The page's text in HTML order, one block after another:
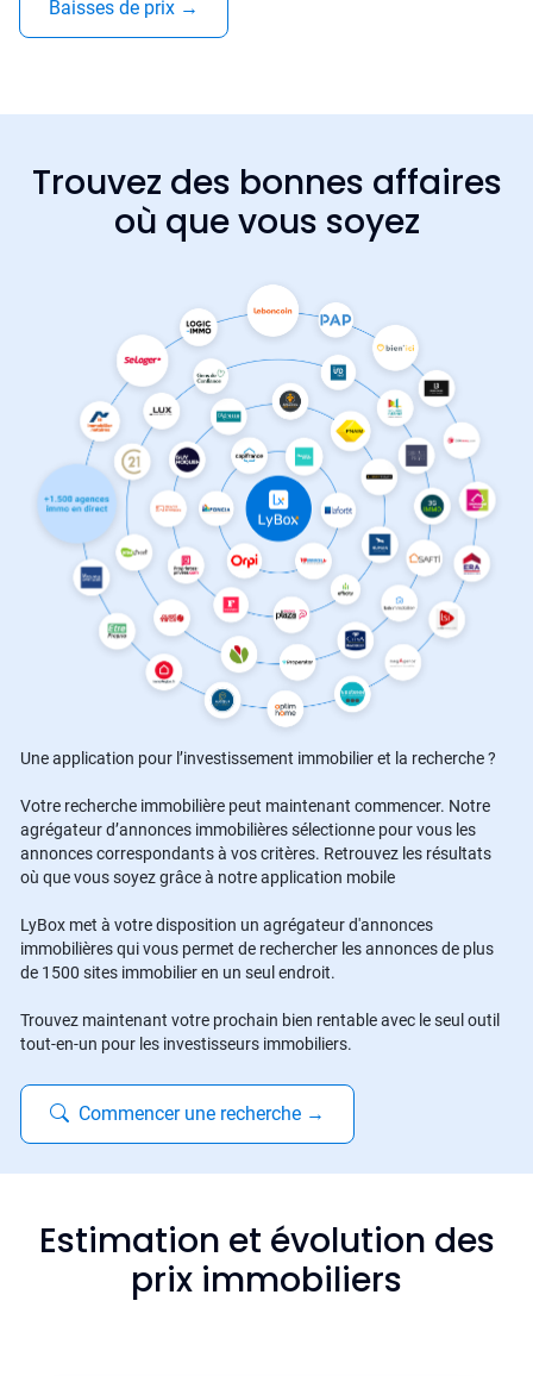
Baisses de prix →
Trouvez des bonnes affaires
où que vous soyez
Une application pour l’investissement immobilier et la recherche ?
Votre recherche immobilière peut maintenant commencer. Notre
agrégateur d’annonces immobilières sélectionne pour vous les
annonces correspondants à vos critères. Retrouvez les résultats
où que vous soyez grâce à notre application mobile
LyBox met à votre disposition un agrégateur d'annonces
immobilières qui vous permet de rechercher les annonces de plus
de 1500 sites immobilier en un seul endroit.
Trouvez maintenant votre prochain bien rentable avec le seul outil
tout-en-un pour les investisseurs immobiliers.
Commencer une recherche →
Estimation et évolution des
prix immobiliers